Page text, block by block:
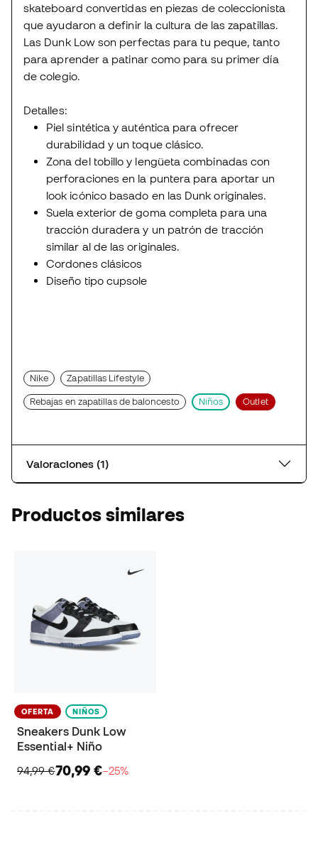
skateboard convertidas en piezas de coleccionista
que ayudaron a definir la cultura de las zapatillas.
Las Dunk Low son perfectas para tu peque, tanto
para aprender a patinar como para su primer día
de colegio.
Detalles:
Piel sintética y auténtica para ofrecer
durabilidad y un toque clásico.
Zona del tobillo y lengüeta combinadas con
perforaciones en la puntera para aportar un
look icónico basado en las Dunk originales.
Suela exterior de goma completa para una
tracción duradera y un patrón de tracción
similar al de las originales.
Cordones clásicos
Diseño tipo cupsole
Nike Zapatillas Lifestyle
Rebajas en zapatillas de baloncesto Niños Outlet
Valoraciones (1)
Productos similares
OFERTA NIÑOS
Sneakers Dunk Low
Essential+ Niño
94,99 €70,99 €−25%